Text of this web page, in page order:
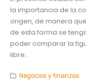
la importancia de la
origen, de manera
de esta forma se
poder comparar la
libre...
Negocios y finanzas